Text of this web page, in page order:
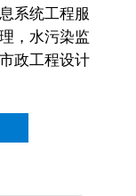
系统工程服
，水污染监
政工程设计